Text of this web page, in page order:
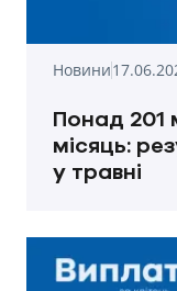
Новини
Понад 201
місяць:
у травні